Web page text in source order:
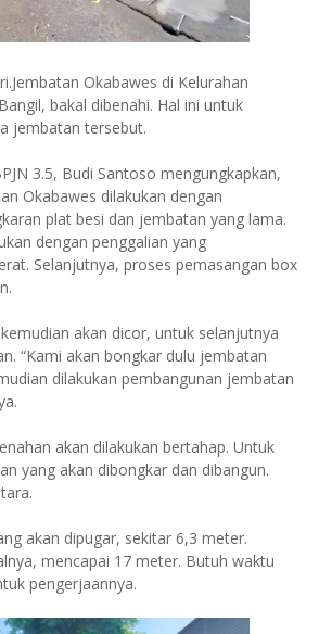
Okabawes di Kelurahan
bakal dibenahi. Hal ini untuk
jembatan tersebut.
3.5, Budi Santoso mengungkapkan,
Okabawes dilakukan dengan
plat besi dan jembatan yang lama.
dengan penggalian yang
Selanjutnya, proses pemasangan box
akan dicor, untuk selanjutnya
“Kami akan bongkar dulu jembatan
dilakukan pembangunan jembatan
akan dilakukan bertahap. Untuk
yang akan dibongkar dan dibangun.
akan dipugar, sekitar 6,3 meter.
mencapai 17 meter. Butuh waktu
pengerjaannya.